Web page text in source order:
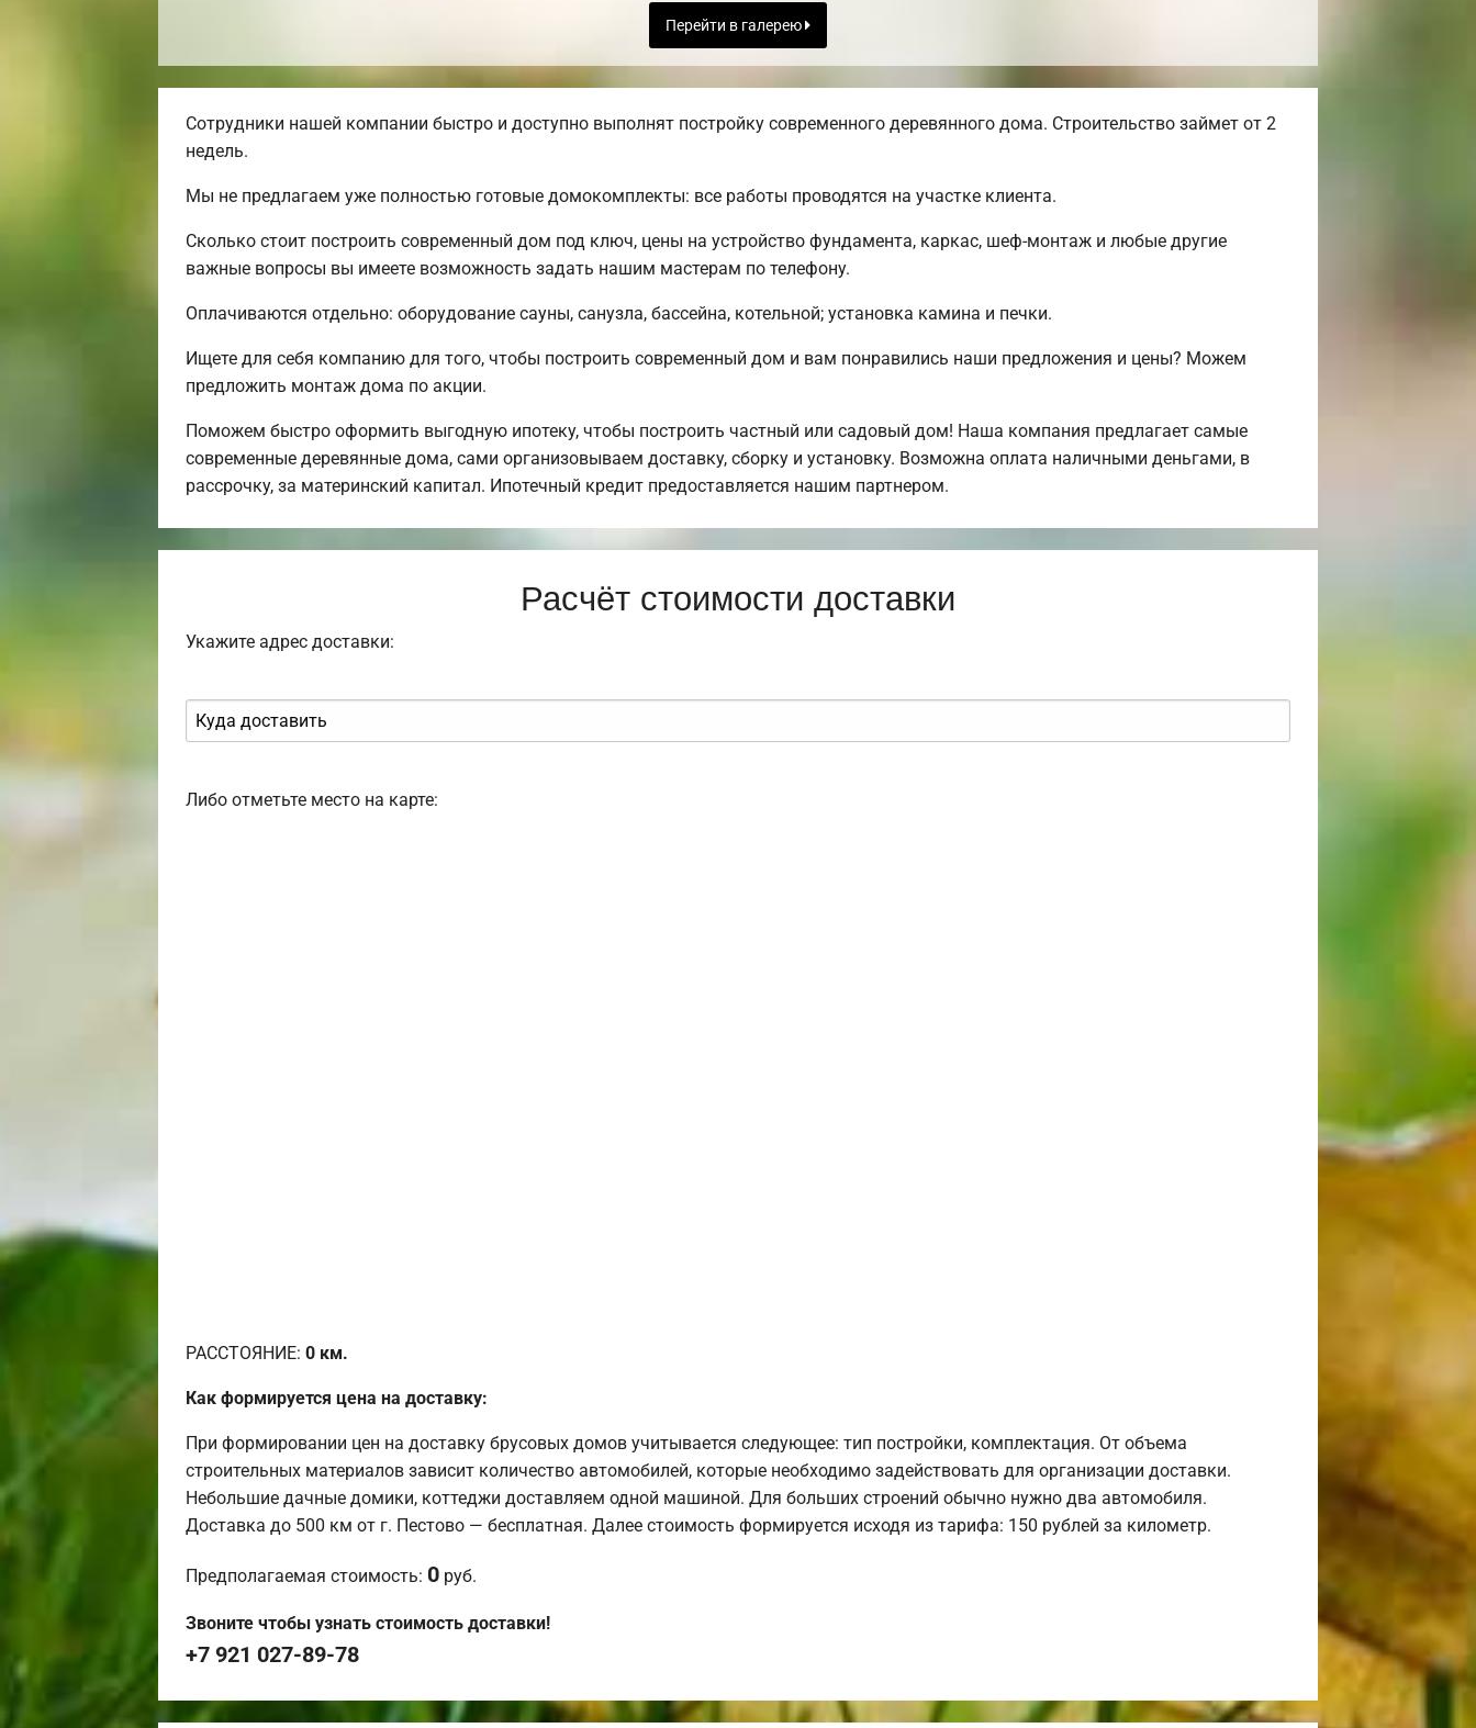
Перейти в галерею
Сотрудники нашей компании быстро и доступно выполнят постройку современного деревянного дома. Строительство займет от 2
недель.
Мы не предлагаем уже полностью готовые домокомплекты: все работы проводятся на участке клиента.
Сколько стоит построить современный дом под ключ, цены на устройство фундамента, каркас, шеф-монтаж и любые другие
важные вопросы вы имеете возможность задать нашим мастерам по телефону.
Оплачиваются отдельно: оборудование сауны, санузла, бассейна, котельной; установка камина и печки.
Ищете для себя компанию для того, чтобы построить современный дом и вам понравились наши предложения и цены? Можем
предложить монтаж дома по акции.
Поможем быстро оформить выгодную ипотеку, чтобы построить частный или садовый дом! Наша компания предлагает самые
современные деревянные дома, сами организовываем доставку, сборку и установку. Возможна оплата наличными деньгами, в
рассрочку, за материнский капитал. Ипотечный кредит предоставляется нашим партнером.
Расчёт стоимости доставки
Укажите адрес доставки:
Либо отметьте место на карте:
РАССТОЯНИЕ: 0 км.
Как формируется цена на доставку:
При формировании цен на доставку брусовых домов учитывается следующее: тип постройки, комплектация. От объема
строительных материалов зависит количество автомобилей, которые необходимо задействовать для организации доставки.
Небольшие дачные домики, коттеджи доставляем одной машиной. Для больших строений обычно нужно два автомобиля.
Доставка до 500 км от г. Пестово — бесплатная. Далее стоимость формируется исходя из тарифа: 150 рублей за километр.
Предполагаемая стоимость: 0 руб.
Звоните чтобы узнать стоимость доставки!
+7 921 027-89-78